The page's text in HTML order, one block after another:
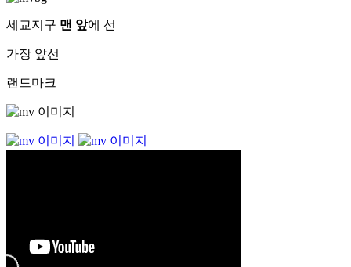
세교지구 맨 앞에 선
가장 앞선
랜드마크